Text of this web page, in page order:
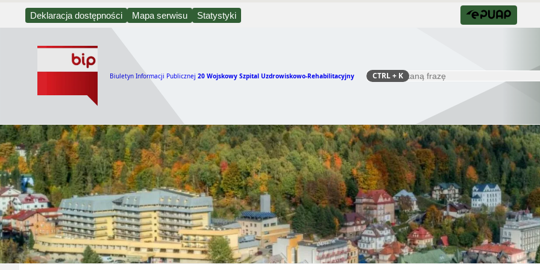
Deklaracja dostępności Mapa serwisu Statystyki
Biuletyn Informacji Publicznej 20 Wojskowy Szpital Uzdrowiskowo-Rehabilitacyjny Szukaj
CTRL+ K